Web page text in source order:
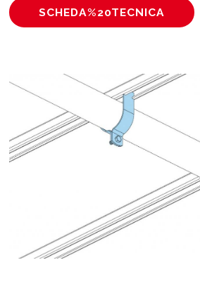
SCHEDA%20TECNICA